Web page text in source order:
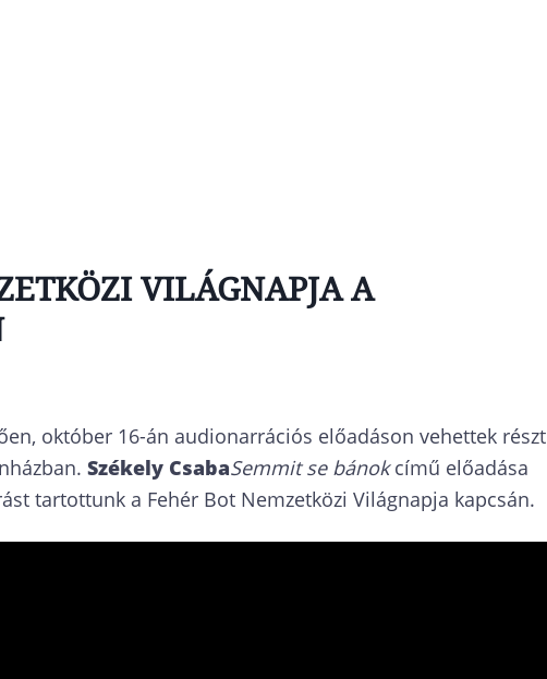
VILÁGNAPJA A
október 16-án audionarrációs előadáson vehettek részt
Székely CsabaSemmit se bánokcímű előadása
tartottunk a Fehér Bot Nemzetközi Világnapja kapcsán.